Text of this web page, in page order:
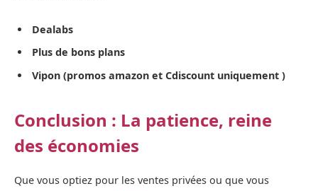
Dealabs
Plus de bons plans
Vipon (promos amazon et Cdiscount uniquement )
Conclusion : La patience, reine
des économies
Que vous optiez pour les ventes privées ou que vous